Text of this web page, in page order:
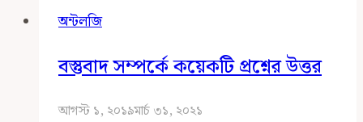
অন্টলজি
বস্তুবাদ সম্পর্কে কয়েকটি প্রশ্নের উত্তর
আগস্ট ১, ২০১৯মার্চ ৩১, ২০২১